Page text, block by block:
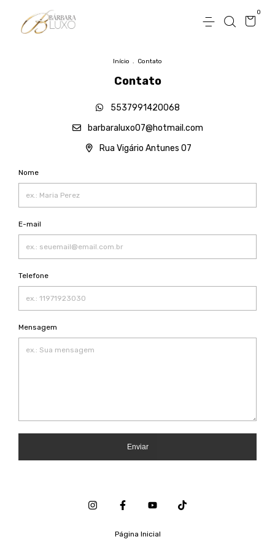
0
Início . Contato
Contato
5537991420068
barbaraluxo07@hotmail.com
Rua Vigário Antunes 07
Nome
E-mail
Telefone
Mensagem
Enviar
Página Inicial